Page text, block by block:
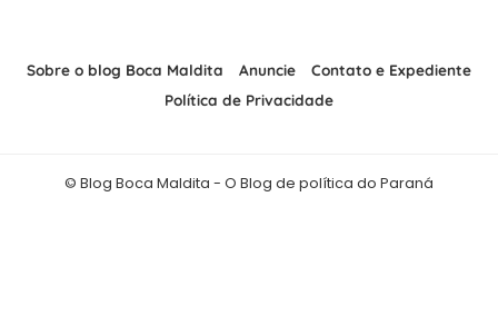
Sobre o blog Boca Maldita Anuncie
Contato e Expediente
Política de Privacidade
© Blog Boca Maldita - O Blog de política do Paraná